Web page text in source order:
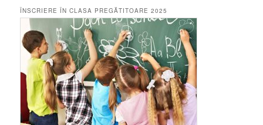
ÎNSCRIERE ÎN CLASA PREGĂTITOARE 2025